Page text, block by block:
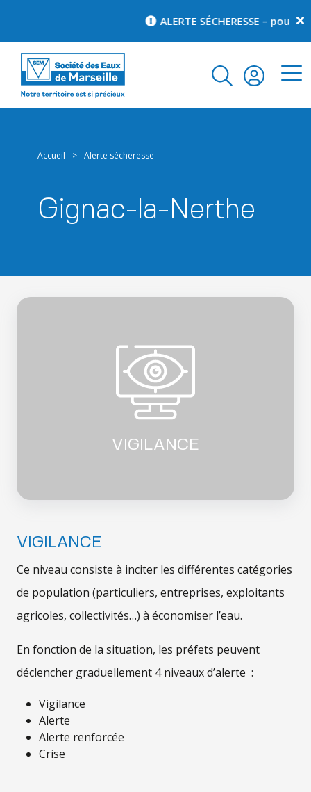
ALERTE SÉ CHERESSE – pour
Accueil > Alerte sécheresse
Gignac-la-Nerthe
VIGILANCE
VIGILANCE
Ce niveau consiste à inciter les différentes catégories
de population (particuliers, entreprises, exploitants
agricoles, collectivités…) à économiser l’eau.
En fonction de la situation, les préfets peuvent
déclencher graduellement 4 niveaux d’alerte :
Vigilance
Alerte
Alerte renforcée
Crise